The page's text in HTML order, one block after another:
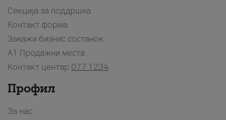
Секција за поддршка
Контакт форма
Закажи бизнис состанок
A1 Продажни места
Контакт центар 077 1234
Профил
За нас